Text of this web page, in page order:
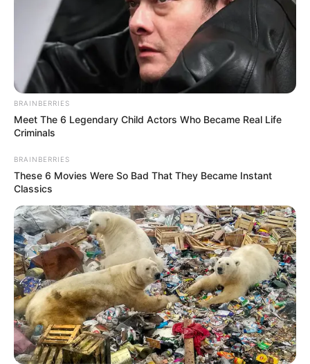
-ad9
Fonte: JASB - Jornal dos Agentes de Saúde do Brasil
www.jasb.com.br.
Edição Geral: JASB.
Encaminhamento de denúncia ao JASB: Acesse aqui.
BRAINBERRIES
Meet The 6 Legendary Child Actors Who Became Real Life
Criminals
BRAINBERRIES
These 6 Movies Were So Bad That They Became Instant
Classics